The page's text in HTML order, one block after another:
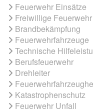
Feuerwehr Einsätze
Freiwillige Feuerwehr
Brandbekämpfung
Feuerwehrfahrzeuge
Technische
Berufsfeuerwehr
Drehleiter
Katastrophenschutz
Feuerwehr Unfall